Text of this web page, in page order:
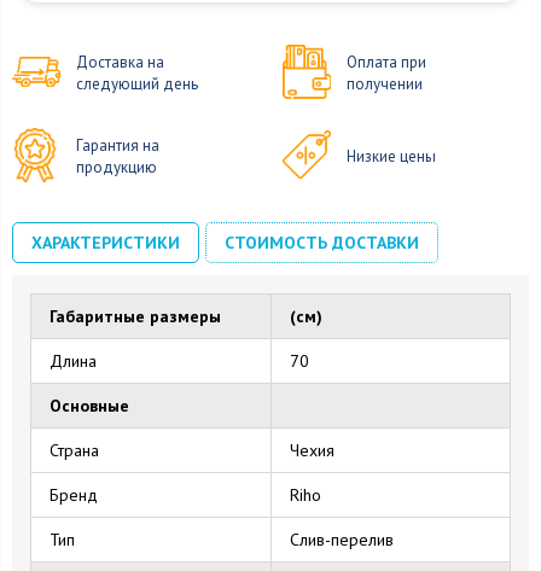
Доставка на
следующий день
Оплата при
получении
Гарантия на
продукцию
Низкие цены
ХАРАКТЕРИСТИКИ СТОИМОСТЬ ДОСТАВКИ
Габаритные размеры (см)
Длина 70
Основные
Страна Чехия
Бренд Riho
Тип Слив-перелив